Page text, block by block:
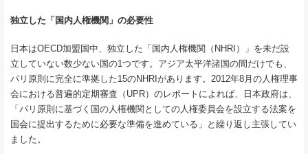
独立した「国内人権機関」の必要性
日本はOECD加盟国中、独立した「国内人権機関（NHRI）」を未だ設
立していない数少ない国の1つです。アジア太平洋諸国の間だけでも、
パリ原則に完全に準拠した15のNHRIがあります。2012年8月の人権理事
会における普遍的定期審査（UPR）のレポートによれば、日本政府は、
「パリ原則に基づく国の人権機関としての人権委員会を設立する法案を
国会に提出するために必要な準備を進めている」と繰り返し主張してい
ました。